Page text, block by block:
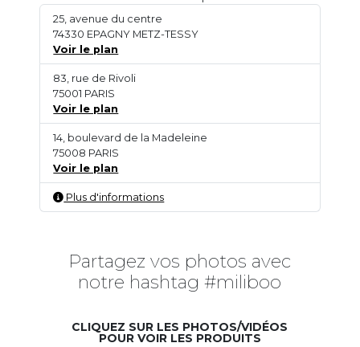
25, avenue du centre
74330 EPAGNY METZ-TESSY
Voir le plan
83, rue de Rivoli
75001 PARIS
Voir le plan
14, boulevard de la Madeleine
75008 PARIS
Voir le plan
Plus d'informations
Partagez vos photos avec
notre hashtag #miliboo
CLIQUEZ SUR LES PHOTOS/VIDÉOS
POUR VOIR LES PRODUITS